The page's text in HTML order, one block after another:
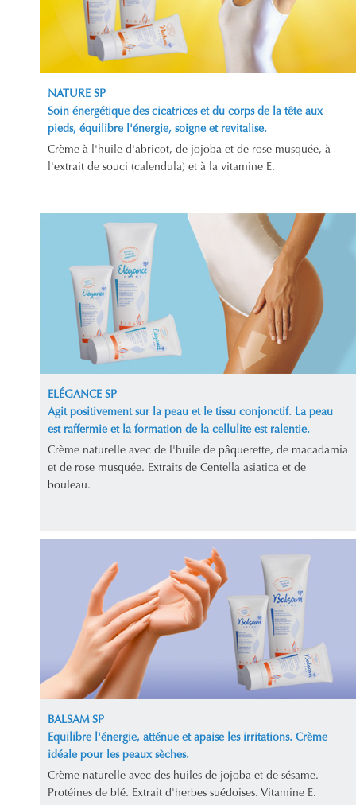
NATURE SP
Soin énergétique des cicatrices et du corps de la tête aux
pieds, équilibre l'énergie, soigne et revitalise.
Crème à l'huile d'abricot, de jojoba et de rose musquée, à
l'extrait de souci (calendula) et à la vitamine E.
ELÉGANCE SP
Agit positivement sur la peau et le tissu conjonctif. La peau
est raffermie et la formation de la cellulite est ralentie.
Crème naturelle avec de l'huile de pâquerette, de macadamia
et de rose musquée. Extraits de Centella asiatica et de
bouleau.
BALSAM SP
Equilibre l'énergie, atténue et apaise les irritations. Crème
idéale pour les peaux sèches.
Crème naturelle avec des huiles de jojoba et de sésame.
Protéines de blé. Extrait d'herbes suédoises. Vitamine E.